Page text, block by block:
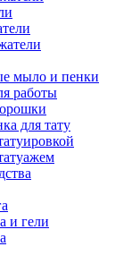
мыло и пенки
работы
для тату
и гели